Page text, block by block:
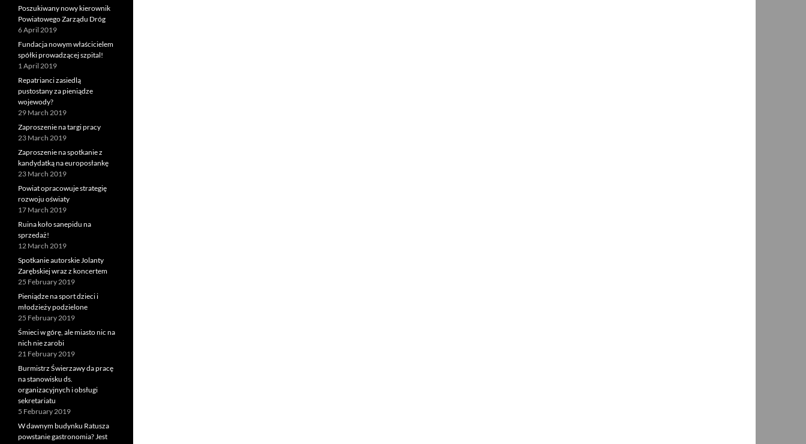
Poszukiwany nowy kierownik
Powiatowego Zarządu Dróg
6 April 2019
Fundacja nowym właścicielem
spółki prowadzącej szpital!
1 April 2019
Repatrianci zasiedlą
pustostany za pieniądze
wojewody?
29 March 2019
Zaproszenie na targi pracy
23 March 2019
Zaproszenie na spotkanie z
kandydatką na europosłankę
23 March 2019
Powiat opracowuje strategię
rozwoju oświaty
17 March 2019
Ruina koło sanepidu na
sprzedaż!
12 March 2019
Spotkanie autorskie Jolanty
Zarębskiej wraz z koncertem
25 February 2019
Pieniądze na sport dzieci i
młodzieży podzielone
25 February 2019
Śmieci w górę, ale miasto nic na
nich nie zarobi
21 February 2019
Burmistrz Świerzawy da pracę
na stanowisku ds.
organizacyjnych i obsługi
sekretariatu
5 February 2019
W dawnym budynku Ratusza
powstanie gastronomia? Jest